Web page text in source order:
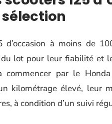
d’occasion à moins de
lot pour leur fiabilité et
commencer par le
kilométrage élevé, leur
à condition d’un suivi